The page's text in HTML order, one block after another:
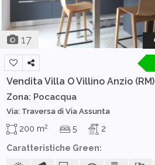
17
Vendita Villa O Villino Anzio (RM)
Zona: Pocacqua
Via: Traversa di Via Assunta
200 m2 5 2
Caratteristiche Green: